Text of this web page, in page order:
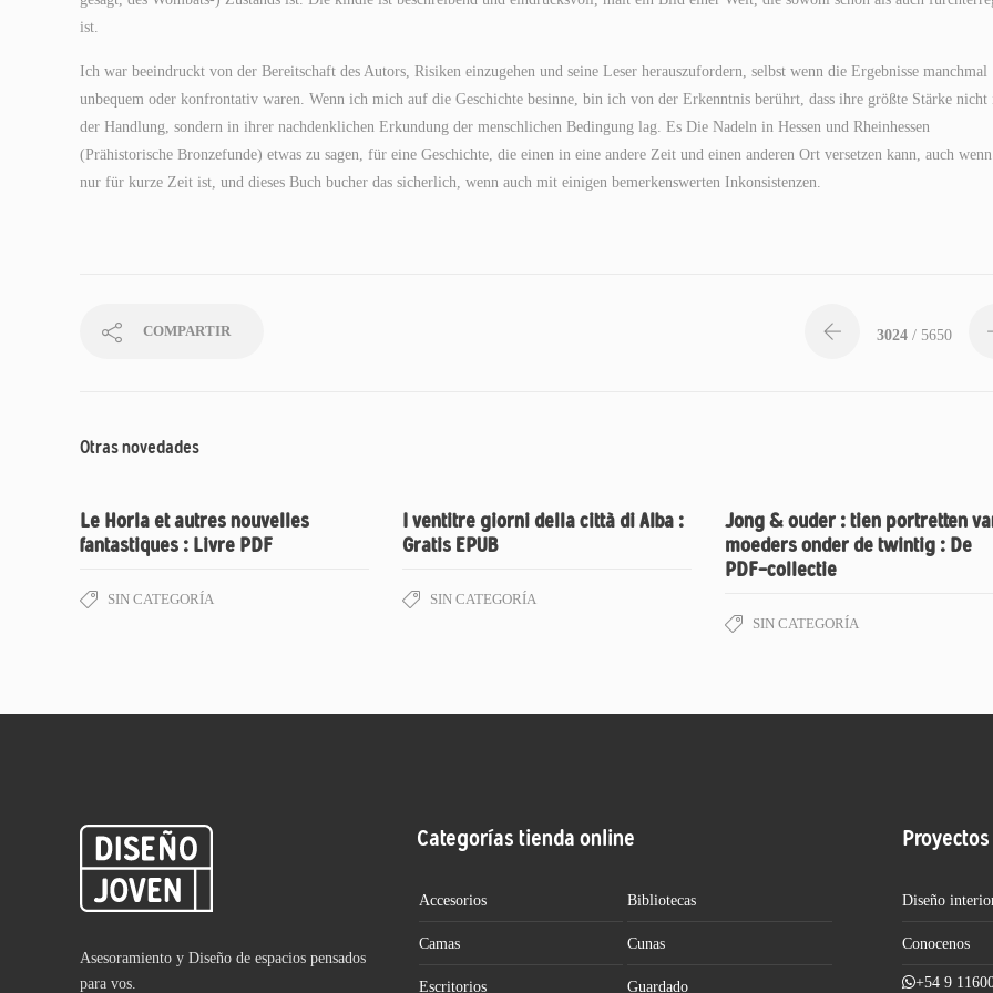
ist.
Ich war beeindruckt von der Bereitschaft des Autors, Risiken einzugehen und seine Leser herauszufordern, selbst wenn die Ergebnisse manchmal
unbequem oder konfrontativ waren. Wenn ich mich auf die Geschichte besinne, bin ich von der Erkenntnis berührt, dass ihre größte Stärke nicht
der Handlung, sondern in ihrer nachdenklichen Erkundung der menschlichen Bedingung lag. Es Die Nadeln in Hessen und Rheinhessen
(Prähistorische Bronzefunde) etwas zu sagen, für eine Geschichte, die einen in eine andere Zeit und einen anderen Ort versetzen kann, auch wenn
nur für kurze Zeit ist, und dieses Buch bucher das sicherlich, wenn auch mit einigen bemerkenswerten Inkonsistenzen.
COMPARTIR 3024 / 5650
Otras novedades
Le Horla et autres nouvelles
fantastiques : Livre PDF
SIN CATEGORÍA
I ventitre giorni della città di Alba :
Gratis EPUB
SIN CATEGORÍA
Jong & ouder : tien portretten
moeders onder de twintig : De
PDF-collectie
SIN CATEGORÍA
Asesoramiento y Diseño de espacios pensados
para vos.
Categorías tienda online
Accesorios Bibliotecas
Camas Cunas
Escritorios Guardado
Diseño
Conocenos
+54 9